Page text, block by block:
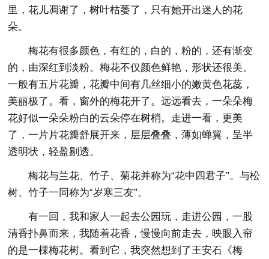
里，花儿凋谢了，树叶枯萎了，只有她开出迷人的花
朵。
梅花有很多颜色，有红的，白的，粉的，还有渐变
的，由深红到淡粉。梅花不仅颜色鲜艳，形状还很美。
一般有五片花瓣，花瓣中间有几丝细小的嫩黄色花蕊，
美丽极了。看，窗外的梅花开了。远远看去，一朵朵梅
花好似一朵朵粉白的云朵停在树梢。走进一看，更美
了，一片片花瓣舒展开来，层层叠叠，薄如蝉翼，呈半
透明状，轻盈剔透。
梅花与兰花、竹子、菊花并称为“花中四君子”。与松
树、竹子一同称为“岁寒三友”。
有一回，我和家人一起去公园玩，走进公园，一股
清香扑鼻而来，我随着花香，慢慢向前走去，映眼入帘
的是一棵梅花树。看到它，我突然想到了王安石《梅